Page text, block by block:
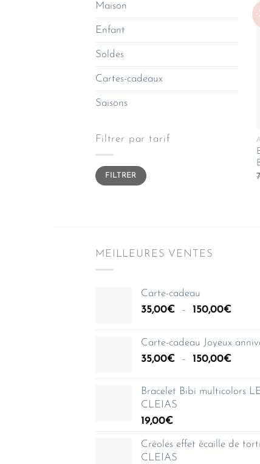
Maison
Enfant
Soldes
Cartes-cadeaux
Saisons
Filtrer par tarif
Prix
min
Prix
maxFILTRER
MEILLEURES VENTES
Carte-cadeau
35,00€ – 150,00€Plage
à
Carte-cadeau Joyeux
35,00€ – 150,00€Plage
prix :
Bracelet Bibi multicolors
CLEIAS
19,00€
Créoles effet écaille de
CLEIAS